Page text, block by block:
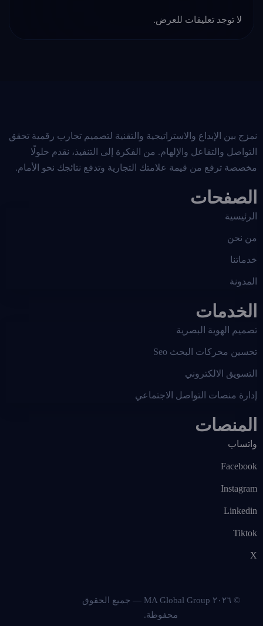
لا توجد تعليقات للعرض.
نمزج بين الإبداع والاستراتيجية والتقنية لتصميم تجارب رقمية تحقق
التواصل والتفاعل والإلهام. من الفكرة إلى التنفيذ، نقدم حلولًا
مخصصة ترفع من قيمة علامتك التجارية وتدفع نتائجك نحو الأمام.
الصفحات
الرئيسية
من نحن
خدماتنا
المدونة
الخدمات
تصميم الهوية البصرية
تحسين محركات البحث Seo
التسويق الالكتروني
إدارة منصات التواصل الاجتماعي
المنصات
واتساب
Facebook
Instagram
Linkedin
Tiktok
X
© ٢٠٢٦ MA Global Group — جميع الحقوق
محفوظة.